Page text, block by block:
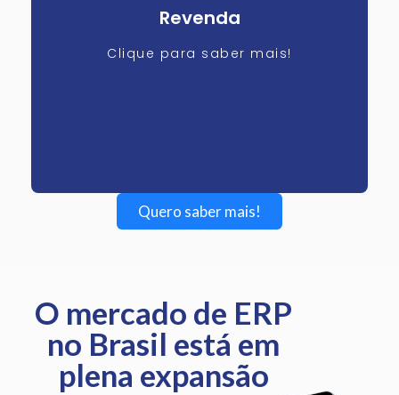
Revenda
Clique para saber mais!
Quero saber mais!
O mercado de ERP
no Brasil está em
plena expansão